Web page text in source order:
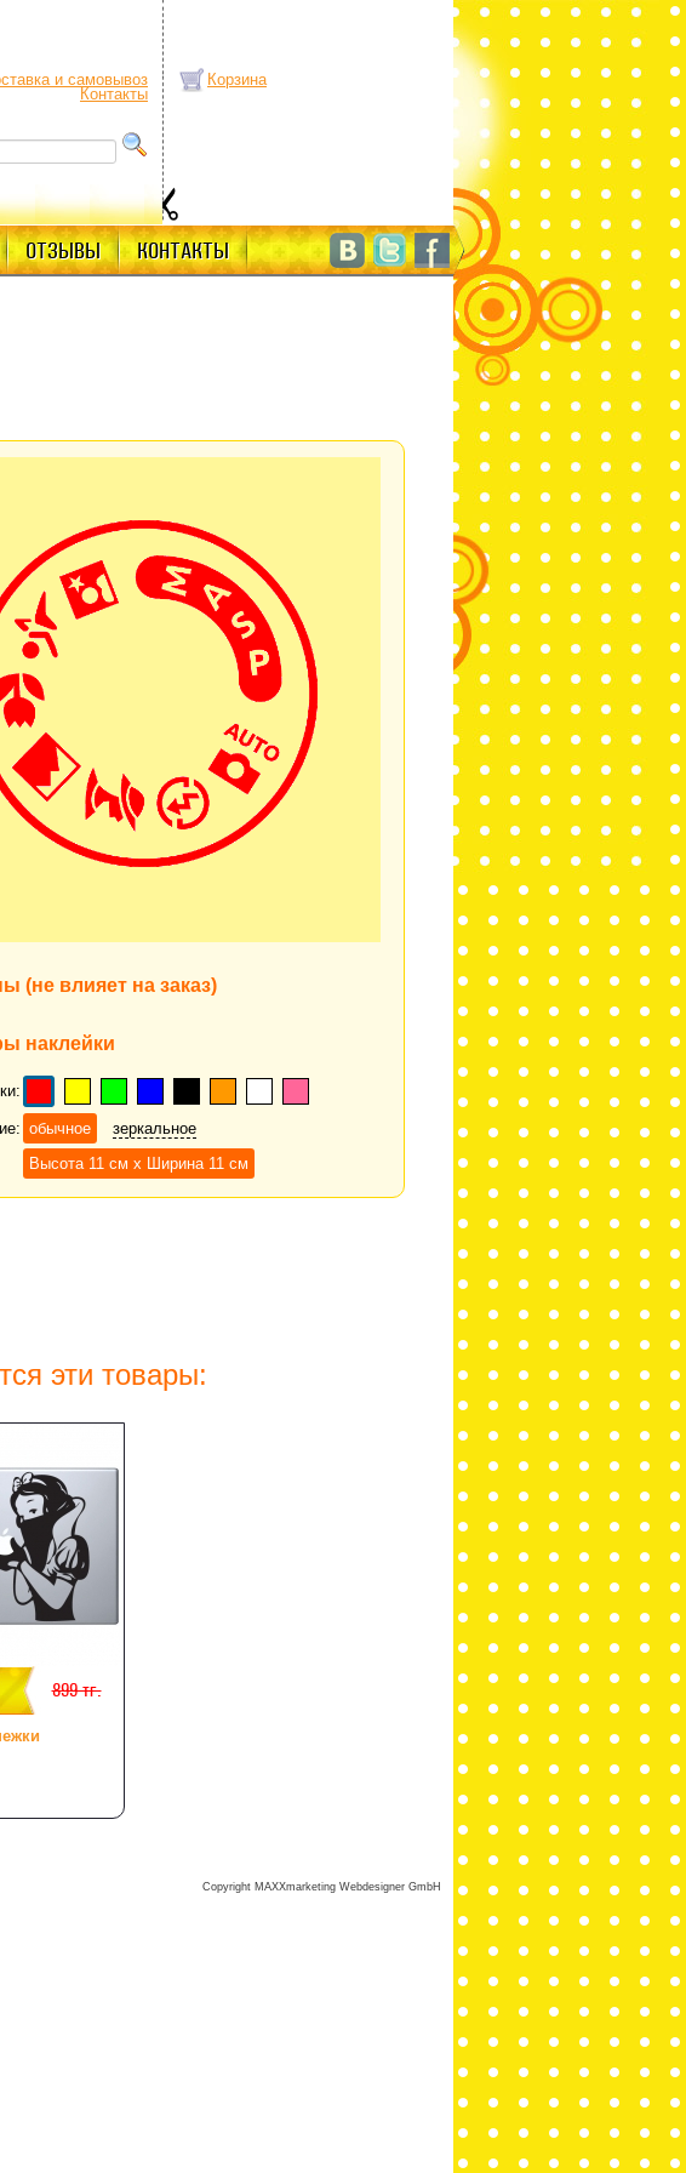
и самовывоз
Контакты
Корзина
ОТЗЫВЫ КОНТАКТЫ
(не влияет на заказ)
наклейки
обычное
зеркальное
Высота 11 см х Ширина 11 см
эти товары:
899 тг.
Copyright MAXXmarketing Webdesigner GmbH